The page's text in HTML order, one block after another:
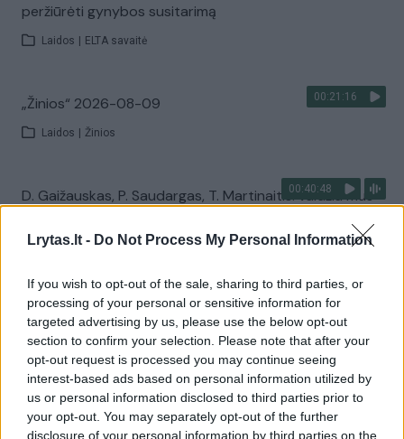
Lrytas.lt - Do Not Process My Personal Information
If you wish to opt-out of the sale, sharing to third parties, or
processing of your personal or sensitive information for
targeted advertising by us, please use the below opt-out
section to confirm your selection. Please note that after your
opt-out request is processed you may continue seeing
interest-based ads based on personal information utilized by
us or personal information disclosed to third parties prior to
your opt-out. You may separately opt-out of the further
disclosure of your personal information by third parties on the
peržiūrėti gynybos susitarimą
Laidos ELTA savaitė
00:21:16
„Žinios“ 2026-08-09
Laidos Žinios
00:40:48
D. Gaižauskas, P. Saudargas, T. Martinaitis: valdžia mus
Laidos | 24/7
Visi įrašai
Žiūrimiausi įrašai